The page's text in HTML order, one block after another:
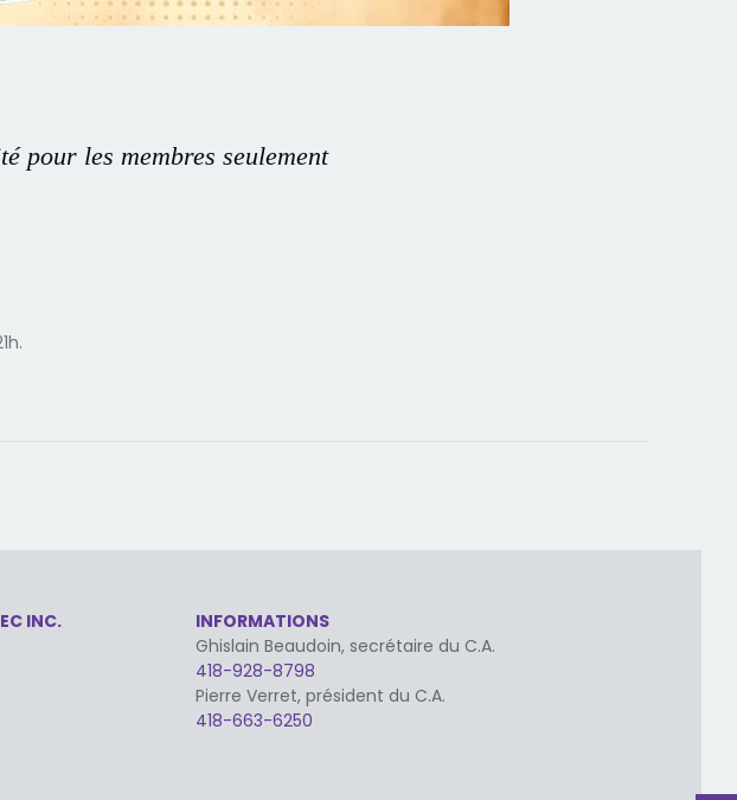
pour les membres seulement
INC.
INFORMATIONS
Ghislain Beaudoin, secrétaire du C.A.
418-928-8798
Pierre Verret, président du C.A.
418-663-6250